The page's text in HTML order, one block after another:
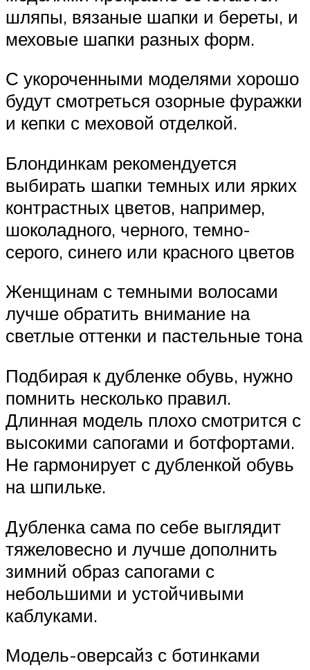
шляпы, вязаные шапки и береты, и
меховые шапки разных форм.
С укороченными моделями хорошо
будут смотреться озорные фуражки
и кепки с меховой отделкой.
Блондинкам рекомендуется
выбирать шапки темных или ярких
контрастных цветов, например,
шоколадного, черного, темно-
серого, синего или красного цветов
Женщинам с темными волосами
лучше обратить внимание на
светлые оттенки и пастельные тона
Подбирая к дубленке обувь, нужно
помнить несколько правил.
Длинная модель плохо смотрится с
высокими сапогами и ботфортами.
Не гармонирует с дубленкой обувь
на шпильке.
Дубленка сама по себе выглядит
тяжеловесно и лучше дополнить
зимний образ сапогами с
небольшими и устойчивыми
каблуками.
Модель-оверсайз с ботинками